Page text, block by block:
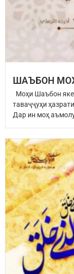
ШАЪБОН
Моҳи Шаъбон яке
таваҷҷуҳи
Дар ин моҳ